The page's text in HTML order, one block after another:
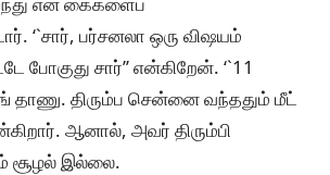
‘`சார், பர்சனலா ஒரு விஷயம்
போகுது சார்’’ என்கிறேன். ‘`11
தாணு. திரும்ப சென்னை வந்ததும் மீட்
ஆனால், அவர் திரும்பி
சூழல் இல்லை.